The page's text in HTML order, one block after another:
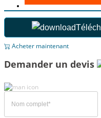
Acheter maintenant
Demander un devis